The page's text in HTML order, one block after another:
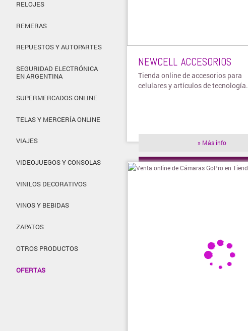
RELOJES
REMERAS
REPUESTOS Y AUTOPARTES
SEGURIDAD ELECTRÓNICA
EN ARGENTINA
SUPERMERCADOS ONLINE
TELAS Y MERCERÍA ONLINE
VIAJES
VIDEOJUEGOS Y CONSOLAS
VINILOS DECORATIVOS
VINOS Y BEBIDAS
ZAPATOS
OTROS PRODUCTOS
OFERTAS
NEWCELL ACCESORIOS
Tienda online de accesorios para
celulares y artículos de tecnología.
» Más info
» Visitar tienda